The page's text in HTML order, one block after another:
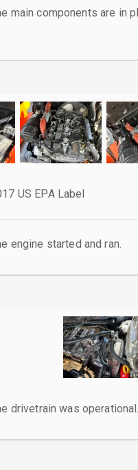
main components are in
US EPA Label
engine started and ran.
drivetrain was operational.